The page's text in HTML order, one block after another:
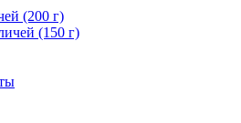
(200 г)
(150 г)